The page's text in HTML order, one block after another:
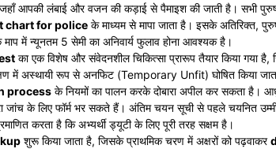
आपकी लंबाई और वजन की कड़ाई से पैमाइश की जाती है। सभी
chart for police के माध्यम से मापा जाता है। इसके अतिरिक्त,
में न्यूनतम 5 सेमी का अनिवार्य फुलाव होना आवश्यक है।
का एक विशेष और संवेदनशील चिकित्सा प्रारूप तैयार किया गया है,
में अस्थायी रूप से अनफिट (Temporary Unfit) घोषित किया
process के नियमों का पालन करके दोबारा अपील कर सकता है।
जांच के लिए फॉर्म भर सकते हैं। अंतिम चयन सूची से पहले चयनित
करता है कि अभ्यर्थी ड्यूटी के लिए पूरी तरह सक्षम है।
शुरू किया जाता है, जिसके प्राथमिक चरण में अक्षरों को पढ़वाकर